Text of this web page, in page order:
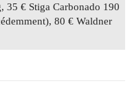
35 € Stiga Carbonado 190
80 € Waldner